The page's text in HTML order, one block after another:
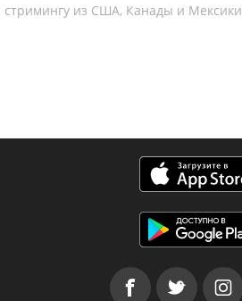
стримингу из США, Канады и Мексики